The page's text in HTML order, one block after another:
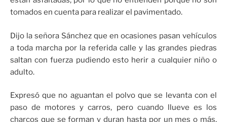
tomados en cuenta para realizar el pavimentado.
Dijo la señora Sánchez que en ocasiones pasan vehículos
a toda marcha por la referida calle y las grandes piedras
saltan con fuerza pudiendo esto herir a cualquier niño o
adulto.
Expresó que no aguantan el polvo que se levanta con el
paso de motores y carros, pero cuando llueve es los
charcos que se forman y duran hasta por un mes o más,